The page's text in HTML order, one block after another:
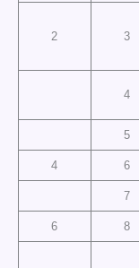
2 3
4
5
4 6
7
6 8